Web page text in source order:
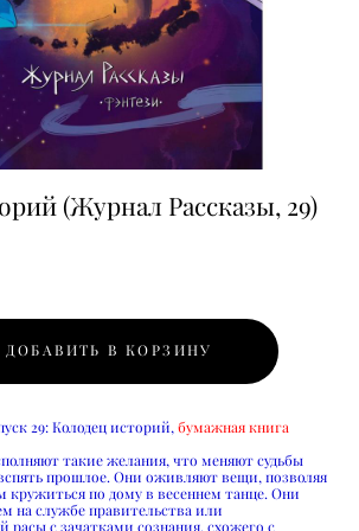
(Журнал Рассказы, 29)
ДОБАВИТЬ В КОРЗИНУ
29: Колодец историй, бумажная книга
такие желания, что меняют судьбы
прошлое. Они оживляют вещи, позволяя
кружиться по дому в весеннем танце. Они
на службе правительства или
расы с зачатками сознания, схожего с